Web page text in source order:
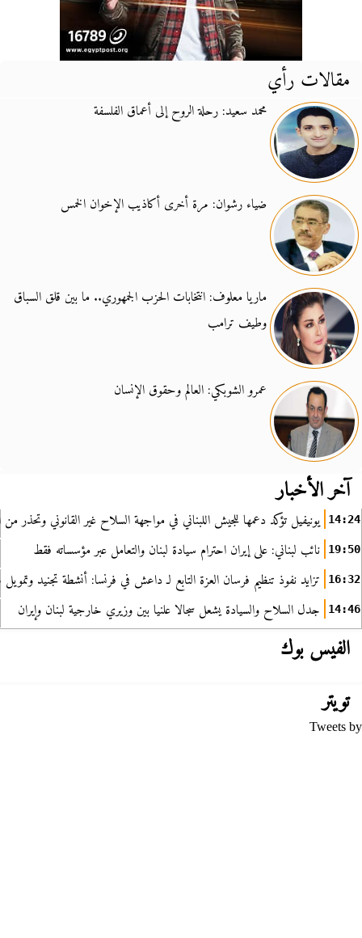
مقالات رأي
محمد سعيد: رحلة الروح إلى أعماق الفلسفة
ضياء رشوان: مرة أخرى أكاذيب الإخوان الخمس
ماريا معلوف: انتخابات الحزب الجمهوري.. ما بين قلق السباق
وطيف ترامب
عمرو الشوبكي: العالم وحقوق الإنسان
آخر الأخبار
14:24 يونيفيل تؤكد دعمها للجيش اللبناني في مواجهة السلاح غير القانوني وتحذر من
19:50 نائب لبناني: على إيران احترام سيادة لبنان والتعامل عبر مؤسساته فقط
16:32 تزايد نفوذ تنظيم فرسان العزة التابع لـ داعش في فرنسا: أنشطة تجنيد
14:46 جدل السلاح والسيادة يشعل سجالا علنيا بين وزيري خارجية لبنان وإيران
الفيس بوك
تويتر
Tweets by